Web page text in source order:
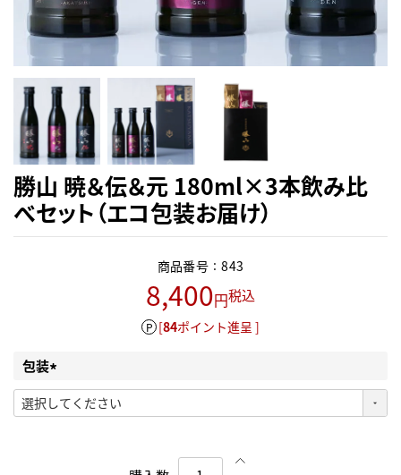
勝山 暁＆伝＆元 180ml×3本飲み比
べセット（エコ包装お届け）
商品番号 843
8,400 税込
[84ポイント進呈 ]
包装
(必須)